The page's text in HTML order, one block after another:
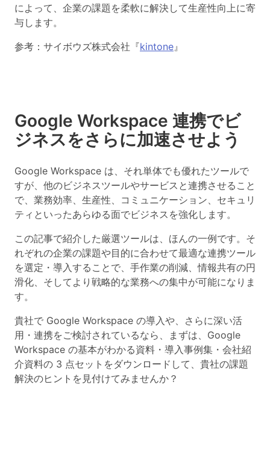
によって、企業の課題を柔軟に解決して生産性向上に寄
与します。
参考：サイボウズ株式会社『kintone 』
Google Workspace 連携でビ
ジネスをさらに加速させよう
Google Workspace は、それ単体でも優れたツールで
すが、他のビジネスツールやサービスと連携させること
で、業務効率、生産性、コミュニケーション、セキュリ
ティといったあらゆる面でビジネスを強化します。
この記事で紹介した厳選ツールは、ほんの一例です。そ
れぞれの企業の課題や目的に合わせて最適な連携ツール
を選定・導入することで、手作業の削減、情報共有の円
滑化、そしてより戦略的な業務への集中が可能になりま
す。
貴社で Google Workspace の導入や、さらに深い活
用・連携をご検討されているなら、まずは、Google
Workspace の基本がわかる資料・導入事例集・会社紹
介資料の 3 点セットをダウンロードして、貴社の課題
解決のヒントを見付けてみませんか？